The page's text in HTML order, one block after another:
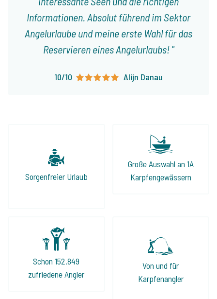
Informationen. Absolut führend im Sektor
Angelurlaube und meine erste Wahl für das
Reservieren eines Angelurlaubs!
10/10 Alijn Danau
Sorgenfreier Urlaub
Große Auswahl an 1A
Karpfengewässern
Schon 152.849
zufriedene Angler
Von und für
Karpfenangler